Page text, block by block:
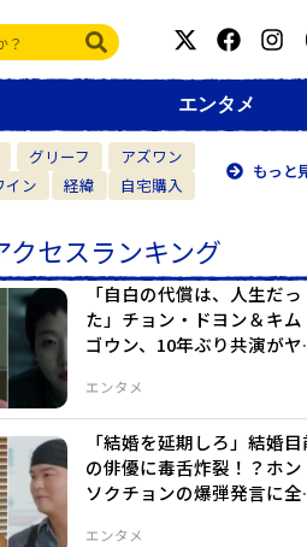
エンタメ
グリーフ
アズワン
イン 経緯 自宅購入
もっと
クセスランキング
エンタメ
「自白の代償は、人生だっ
た」チョン・ドヨン＆キム
ゴウン、10年ぶり共演がヤ
エンタメ
「結婚を延期しろ」結婚目
の俳優に毒舌炸裂！？ホン
ソクチョンの爆弾発言に全